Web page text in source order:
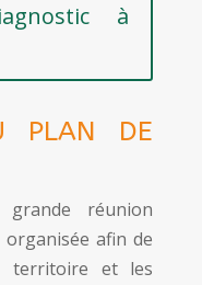
à
PLAN DE
réunion
afin de
territoire et les